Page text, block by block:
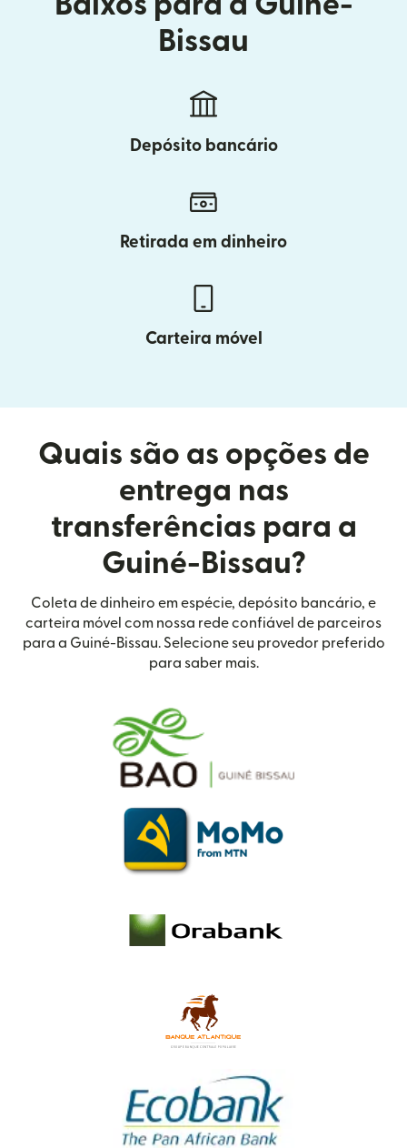
Bissau
Depósito bancário
Retirada em dinheiro
Carteira móvel
Quais são as opções de
entrega nas
transferências para a
Guiné-Bissau?
Coleta de dinheiro em espécie, depósito bancário, e
carteira móvel com nossa rede confiável de parceiros
para a Guiné-Bissau. Selecione seu provedor preferido
para saber mais.